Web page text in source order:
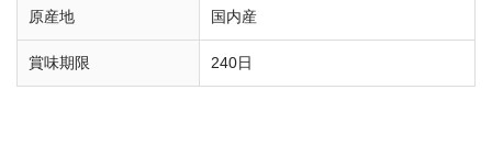
原産地 国内産
賞味期限 240日